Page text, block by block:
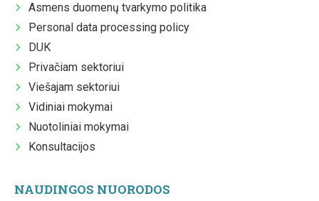
Asmens duomenų tvarkymo politika
Personal data processing policy
DUK
Privačiam sektoriui
Viešajam sektoriui
Vidiniai mokymai
Nuotoliniai mokymai
Konsultacijos
NAUDINGOS NUORODOS